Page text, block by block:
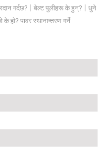
गर्दछ? | बेल्ट पुलीहरू के हुन्? | धुने
हो? पावर स्थानान्तरण गर्ने